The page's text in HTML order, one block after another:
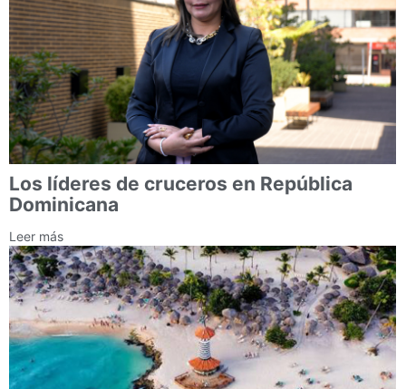
Los líderes de cruceros en República
Dominicana
Leer más